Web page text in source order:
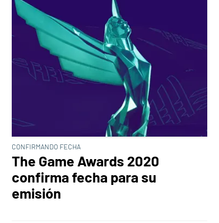
CONFIRMANDO FECHA
The Game Awards 2020
confirma fecha para su
emisión